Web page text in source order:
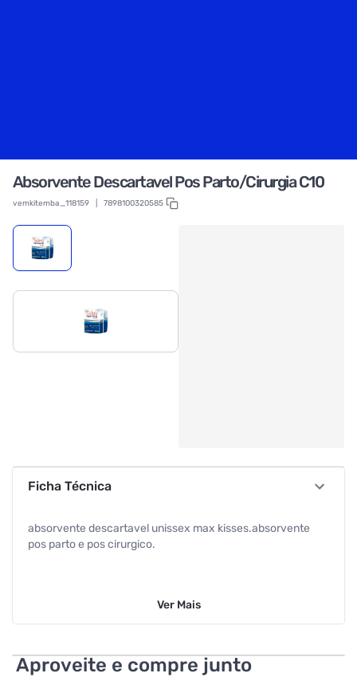
Absorvente Descartavel Pos Parto/Cirurgia C10
vemkitemba_118159 7898100320585
Ficha Técnica
absorvente descartavel unissex max kisses.absorvente
pos parto e pos cirurgico.
Ver Mais
Aproveite e compre junto